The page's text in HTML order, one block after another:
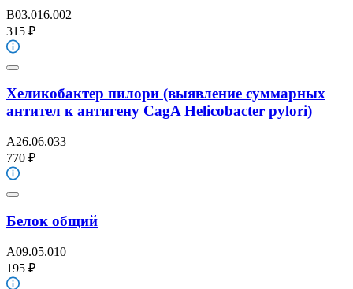
B03.016.002
315 ₽
Хеликобактер пилори (выявление суммарных
антител к антигену CagA Helicobacter pylori)
A26.06.033
770 ₽
Белок общий
A09.05.010
195 ₽